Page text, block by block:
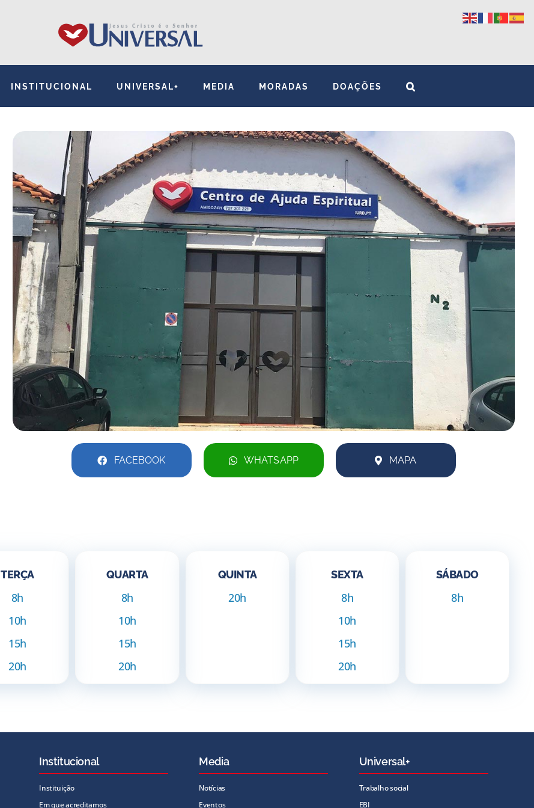
INSTITUCIONAL UNIVERSAL+ MEDIA MORADAS DOAÇÕES
FACEBOOK WHATSAPP MAPA
TERÇA
8h
10h
15h
20h
QUARTA
8h
10h
15h
20h
QUINTA
20h
SEXTA
8h
10h
15h
20h
SÁBADO
8h
Institucional
Instituição
Em que acreditamos
Media
Notícias
Eventos
Universal+
Trabalho social
EBI